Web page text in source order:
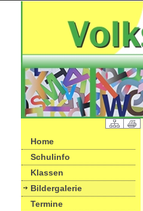
Home
Schulinfo
Klassen
Bildergalerie
Termine